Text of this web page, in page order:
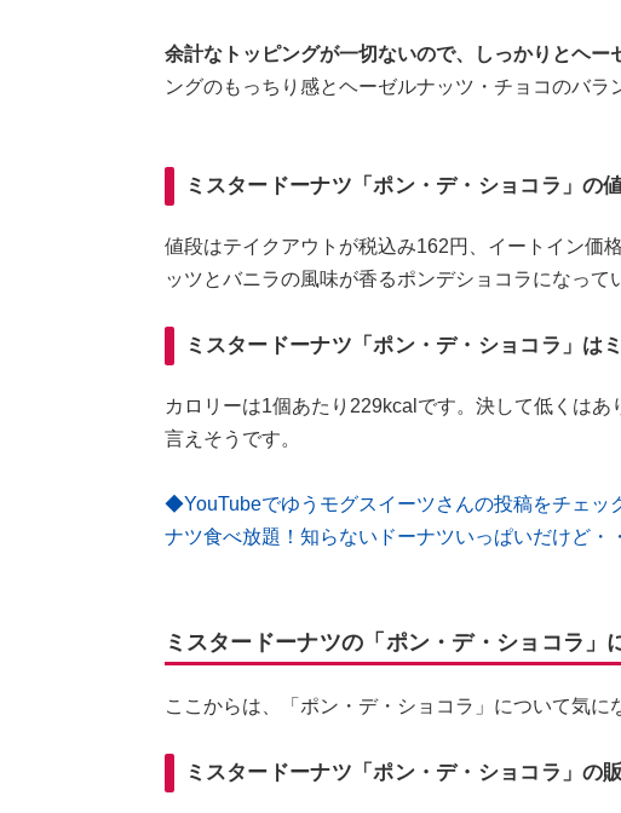
余計なトッピングが一切ないので、しっかりとヘー
ングのもっちり感とヘーゼルナッツ・チョコのバラ
ミスタードーナツ「ポン・デ・ショコラ」の
値段はテイクアウトが税込み162円、イートイン価
ッツとバニラの風味が香るポンデショコラになって
ミスタードーナツ「ポン・デ・ショコラ」は
カロリーは1個あたり229kcalです。決して低くは
言えそうです。
◆YouTubeでゆうモグスイーツさんの投稿をチェッ
ナツ食べ放題！知らないドーナツいっぱいだけど・
ミスタードーナツの「ポン・デ・ショコラ」
ここからは、「ポン・デ・ショコラ」について気に
ミスタードーナツ「ポン・デ・ショコラ」の